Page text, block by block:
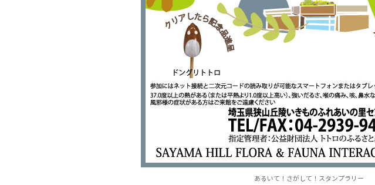
あるいて！さがして！スタンプラリー